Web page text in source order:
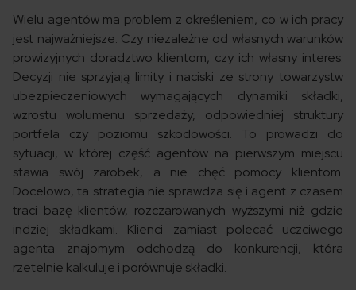
Wielu agentów ma problem z określeniem, co w ich pracy
jest najważniejsze. Czy niezależne od własnych warunków
prowizyjnych doradztwo klientom, czy ich własny interes.
Decyzji nie sprzyjają limity i naciski ze strony towarzystw
ubezpieczeniowych wymagających dynamiki składki,
wzrostu wolumenu sprzedaży, odpowiedniej struktury
portfela czy poziomu szkodowości. To prowadzi do
sytuacji, w której część agentów na pierwszym miejscu
stawia swój zarobek, a nie chęć pomocy klientom.
Docelowo, ta strategia nie sprawdza się i agent z czasem
traci bazę klientów, rozczarowanych wyższymi niż gdzie
indziej składkami. Klienci zamiast polecać uczciwego
agenta znajomym odchodzą do konkurencji, która
rzetelnie kalkuluje i porównuje składki.